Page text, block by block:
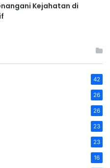
Kejahatan di
42
26
26
23
23
16